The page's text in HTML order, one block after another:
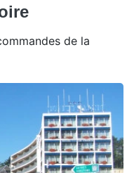
de la